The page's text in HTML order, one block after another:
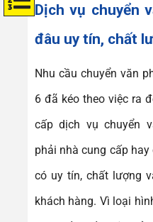
Dịch vụ chuyển
đâu uy tín, chất
Nhu cầu chuyển văn
6 đã kéo theo việc ra
cấp dịch vụ chuyển
phải nhà cung cấp
có uy tín, chất lượng
khách hàng. Vì loại